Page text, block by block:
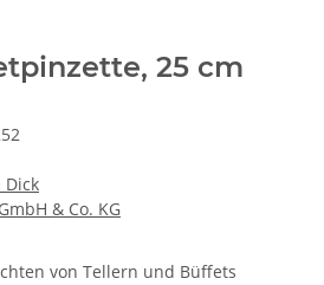
25 cm
Dick
& Co. KG
von Tellern und Büffets